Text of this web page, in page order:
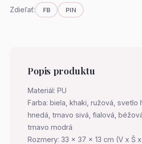
Zdieľať: FB PIN
Popis produktu
Materiál: PU
Farba: biela, khaki, ružová, svetlo
hnedá, tmavo sivá, fialová,
tmavo modrá
Rozmery: 33 x 37 x 13 cm (V x Š